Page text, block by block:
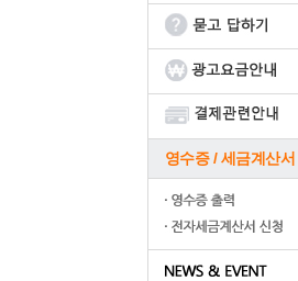
영수증 / 세금계산서